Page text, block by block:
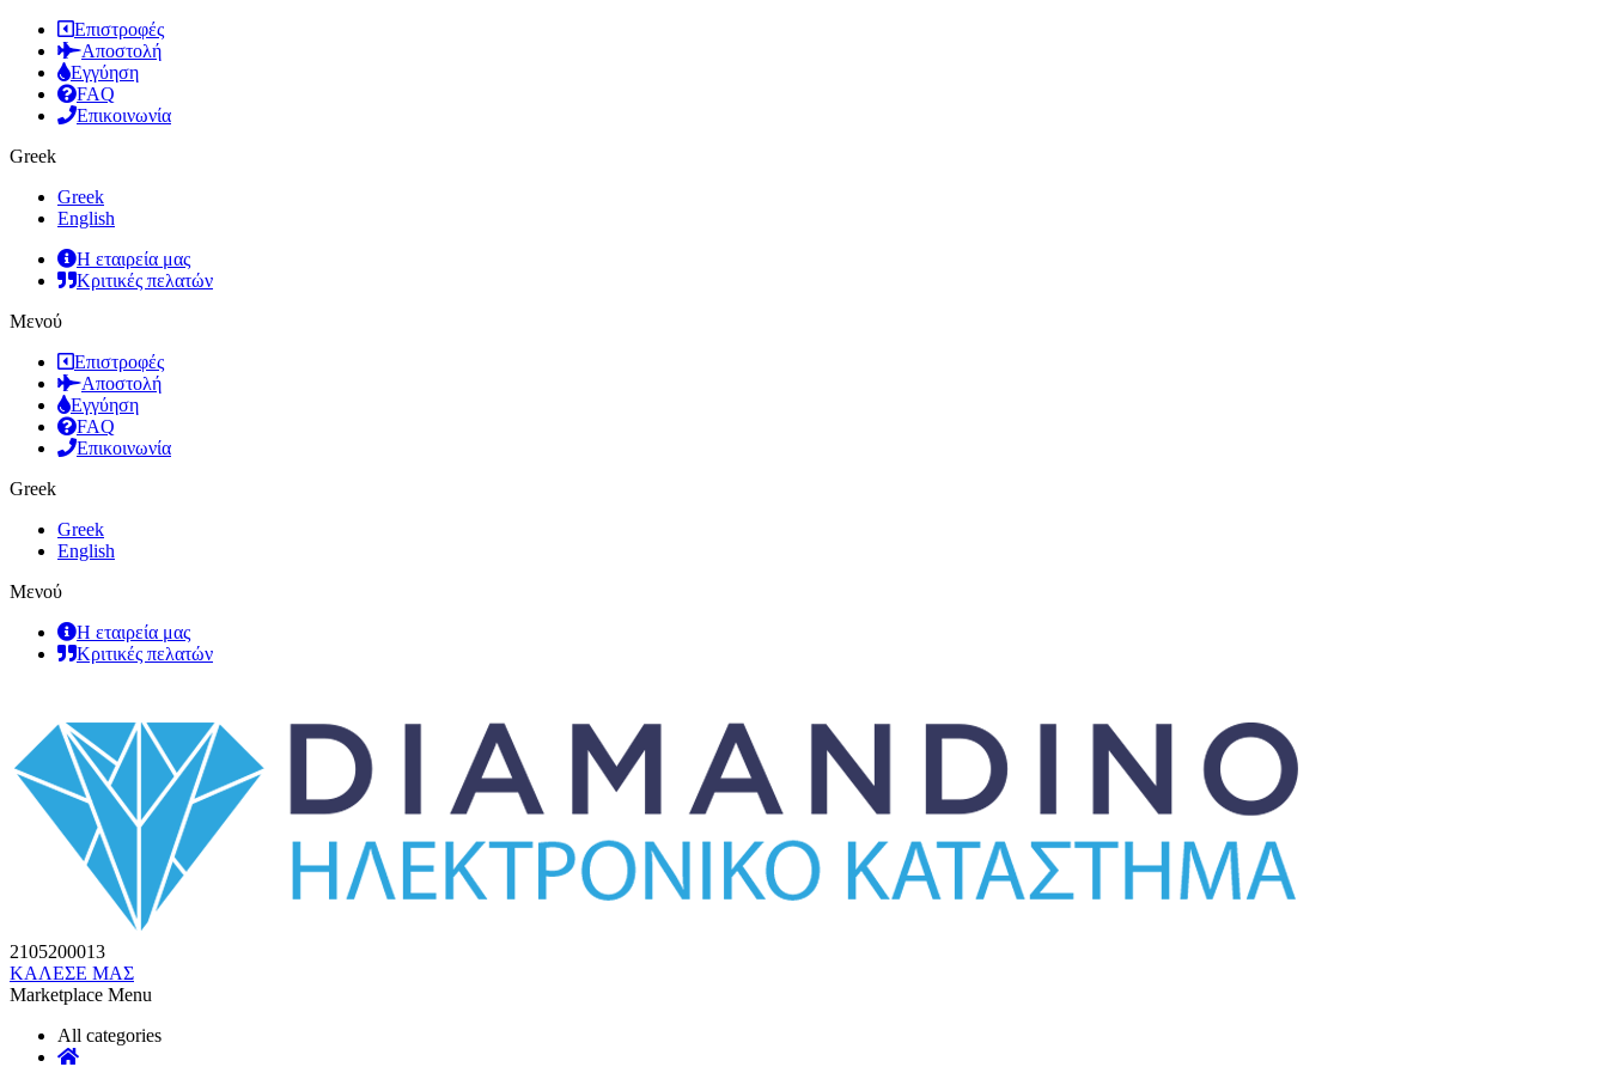
Επιστροφές
Αποστολή
Εγγύηση
FAQ
Επικοινωνία
Greek
Greek
English
Η εταιρεία μας
Κριτικές πελατών
Μενού
Επιστροφές
Αποστολή
Εγγύηση
FAQ
Επικοινωνία
Greek
Greek
English
Μενού
Η εταιρεία μας
Κριτικές πελατών
2105200013
ΚΑΛΕΣΕ ΜΑΣ
Marketplace Menu
All categories